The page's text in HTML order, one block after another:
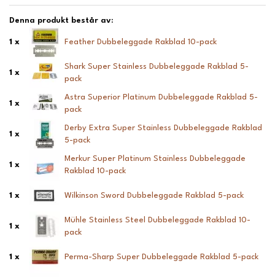
Denna produkt består av:
1 x Feather Dubbeleggade Rakblad 10-pack
1 x
Shark Super Stainless Dubbeleggade Rakblad 5-
pack
1 x
Astra Superior Platinum Dubbeleggade Rakblad 5-
pack
1 x
Derby Extra Super Stainless Dubbeleggade Rakblad
5-pack
1 x
Merkur Super Platinum Stainless Dubbeleggade
Rakblad 10-pack
1 x Wilkinson Sword Dubbeleggade Rakblad 5-pack
1 x
Mühle Stainless Steel Dubbeleggade Rakblad 10-
pack
1 x Perma-Sharp Super Dubbeleggade Rakblad 5-pack